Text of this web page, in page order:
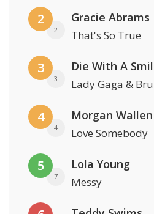
2
2
Gracie Abrams
That's So True
3
3
Die With A
Lady Gaga &
4
4
Morgan Wallen
Love Somebody
5
7
Lola Young
Messy